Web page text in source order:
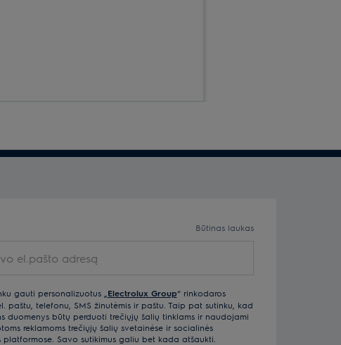
Būtinas laukas
gauti personalizuotus „Electrolux Group“ rinkodaros
paštu, telefonu, SMS žinutėmis ir paštu. Taip pat sutinku, kad
duomenys būtų perduoti trečiųjų šalių tinklams ir naudojami
reklamoms trečiųjų šalių svetainėse ir socialinės
platformose. Savo sutikimus galiu bet kada atšaukti.